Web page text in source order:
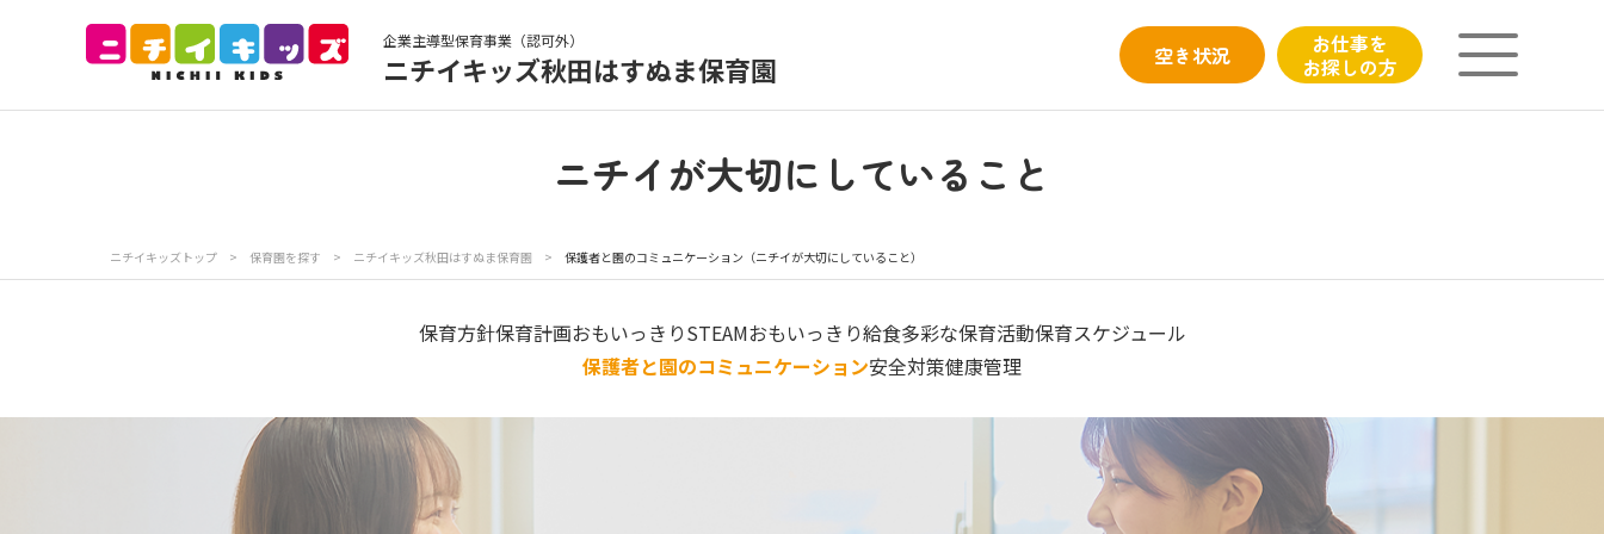
企業主導型保育事業（認可外）
ニチイキッズ秋田はすぬま保育園 空き状況
お仕事を
お探しの方
保育園見学 入園の概要
写真販売サービス 各種書類 お仕事をお探しの方 よくあるご質問
プライバシーポリシー ニチイ学館オフィシャルサイト
ニチイが大切にしていること
ニチイキッズトップ > 保育園を探す > ニチイキッズ秋田はすぬま保育園 > 保護者と園のコミュニケーション（ニチイが大切にしていること）
保育方針保育計画おもいっきりSTEAMおもいっきり給食多彩な保育活動保育スケジュール
保護者と園のコミュニケーション安全対策健康管理